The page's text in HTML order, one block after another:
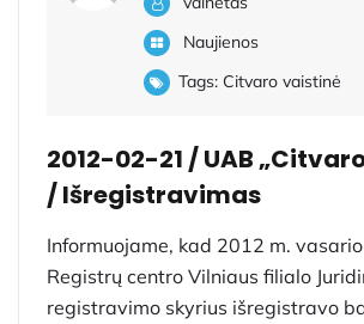
Naujienos
Tags: Citvaro vaistinė
2012-02-21 / UAB
/ Išregistravimas
Informuojame, kad 2012 m.
Registrų centro Vilniaus filialo
registravimo skyrius išregistravo